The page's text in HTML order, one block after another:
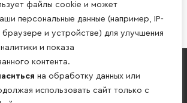
файлы cookie и может
персональные данные (например, IP-
и устройстве) для улучшения
и показа
контента.
на обработку данных или
использовать сайт только с
с юридическими лицами и
безналичному расчету!